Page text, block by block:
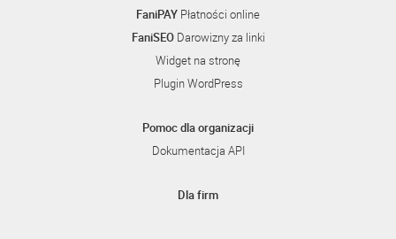
FaniPAY Płatności online
FaniSEODarowizny za linki
Widget na stronę
Plugin WordPress
Pomoc dla organizacji
Dokumentacja API
Dla firm